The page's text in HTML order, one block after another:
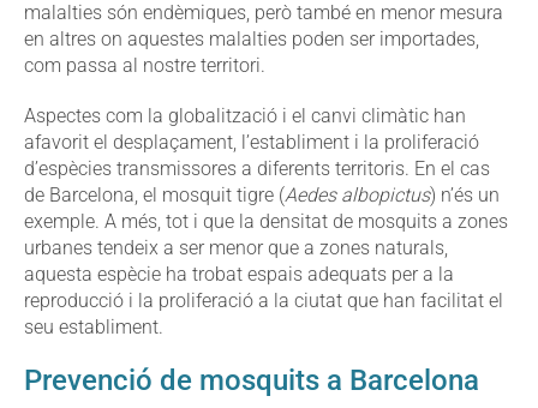
malalties són endèmiques, però també en menor mesura
en altres on aquestes malalties poden ser importades,
com passa al nostre territori.
Aspectes com la globalització i el canvi climàtic han
afavorit el desplaçament, l’establiment i la proliferació
d’espècies transmissores a diferents territoris. En el cas
de Barcelona, el mosquit tigre (Aedes albopictus) n’és un
exemple. A més, tot i que la densitat de mosquits a zones
urbanes tendeix a ser menor que a zones naturals,
aquesta espècie ha trobat espais adequats per a la
reproducció i la proliferació a la ciutat que han facilitat el
seu establiment.
Prevenció de mosquits a Barcelona